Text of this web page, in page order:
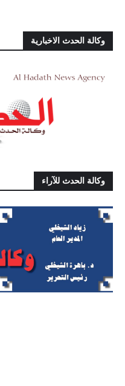
وكالة الحدث الاخبارية
وكالة الحدث للآراء